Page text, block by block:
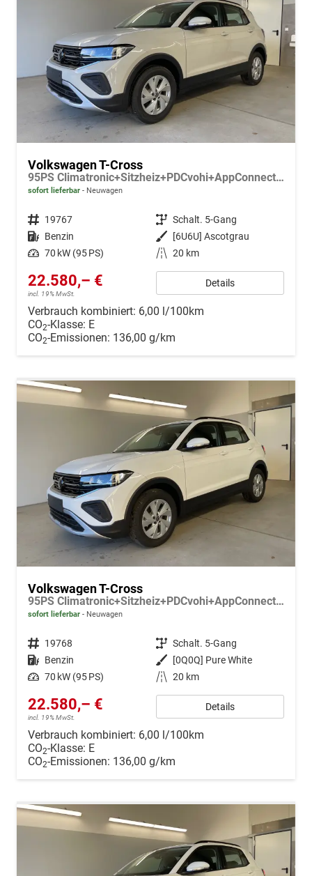
Volkswagen T-Cross
95PS Climatronic+Sitzheiz+PDCvohi+AppConnect+Side+TravelAssist+ACC
sofort lieferbar Neuwagen
Fahrzeugnr. 19767 Getriebe Schalt. 5-Gang
Kraftstoff Benzin Außenfarbe
[6U6U] Ascotgrau
Leistung 70 kW (95 PS) Kilometerstand 20 km
22.580,– €
incl. 19% MwSt.
Details
Verbrauch kombiniert: 6,00 l/100km
CO2-Klasse: E
CO2-Emissionen: 136,00 g/km
Volkswagen T-Cross
95PS Climatronic+Sitzheiz+PDCvohi+AppConnect+Side+TravelAssist+ACC
sofort lieferbar Neuwagen
Fahrzeugnr. 19768 Getriebe Schalt. 5-Gang
Kraftstoff Benzin Außenfarbe
[0Q0Q] Pure White
Leistung 70 kW (95 PS) Kilometerstand 20 km
22.580,– €
incl. 19% MwSt.
Details
Verbrauch kombiniert: 6,00 l/100km
CO2-Klasse: E
CO2-Emissionen: 136,00 g/km